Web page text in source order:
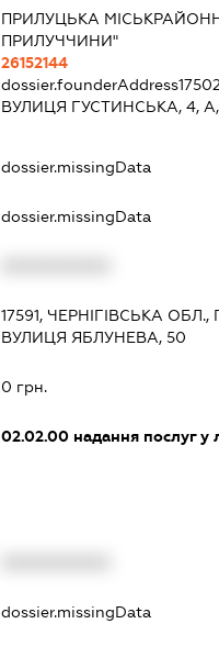
ПРИЛУЦЬКА
ПРИЛУЧЧИНИ"
26152144
dossier.founderAddress
ВУЛИЦЯ ГУСТИНСЬКА, 4, А,
dossier.missingData
dossier.missingData
17591, ЧЕРНІГІВСЬКА
ВУЛИЦЯ ЯБЛУНЕВА, 50
0 грн.
02.02.00 надання послуг у
dossier.missingData